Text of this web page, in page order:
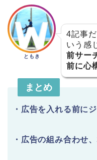
ともき
4記事
いう感
前サー
前に心
まとめ
・広告を入れる前に
・広告の組み合わせ